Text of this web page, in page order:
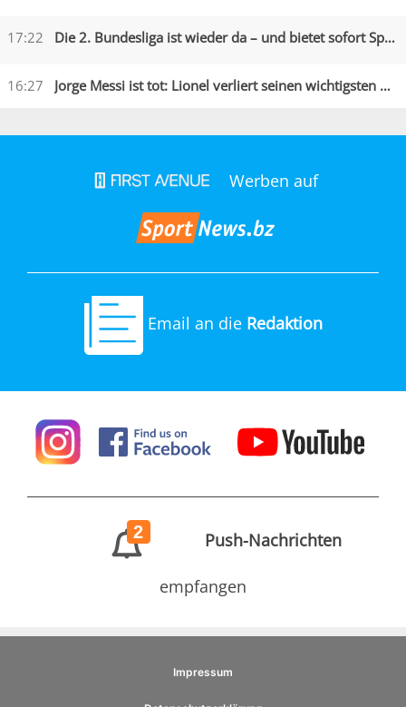
17:22 Die 2. Bundesliga ist wieder da – und bietet sofort Spektakel
16:27 Jorge Messi ist tot: Lionel verliert seinen wichtigsten Begleiter
Werben auf
Email an die Redaktion
2 Push-Nachrichten
empfangen
Impressum